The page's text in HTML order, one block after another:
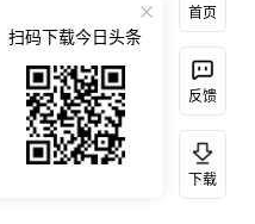
首页
反馈
下载
扫码下载今日头条